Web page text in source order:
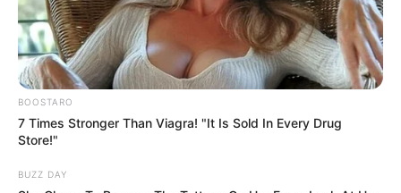
BOOSTARO
7 Times Stronger Than Viagra! "It Is Sold In Every Drug
Store!"
BUZZ DAY